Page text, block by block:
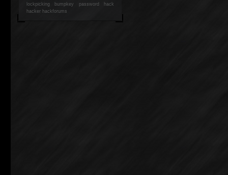
lockpicking bumpkey password hack
hackerhackforums